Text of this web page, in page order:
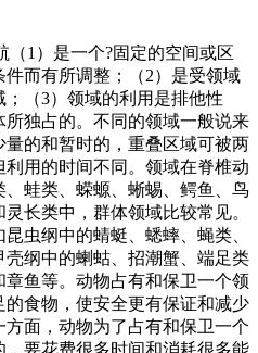
（1）是一个?固定的空间或区
而有所调整；（2）是受领域
（3）领域的利用是排他性
独占的。不同的领域一般说来
的和暂时的，重叠区域可被两
用的时间不同。领域在脊椎动
蛙类、蝾螈、蜥蜴、鳄鱼、鸟
长类中，群体领域比较常见。
虫纲中的蜻蜓、蟋蟀、蝇类、
纲中的蝲蛄、招潮蟹、端足类
鱼等。动物占有和保卫一个领
食物，使安全更有保证和减少
面，动物为了占有和保卫一个
要花费很多时间和消耗很多能